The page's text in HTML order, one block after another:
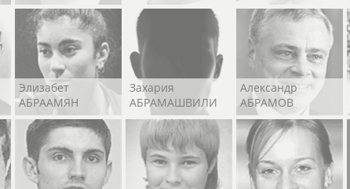
Элизабет
АБРААМЯН
Захария
АБРАМАШВИЛИ
Александр
АБРАМОВ